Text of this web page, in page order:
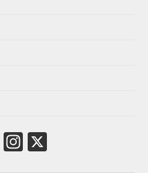
Fa
ce
In
st